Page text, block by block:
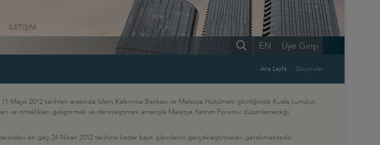
İLETİŞİM
Üye Girişi
EN
Ana Sayfa Duyurular
Mayıs 2012 tarihleri arasında İslam Kalkınma Bankası ve Malezya Hükümeti işbirliğinde Kuala Lumpur,
ve ortaklıkları geliştirmek ve derinleştimek amacıyla Malezya Yatırım Forumu düzenleneceği
en geç 24 Nisan 2012 tarihine kadar kayıt işlemlerini gerçekleştirmeleri gerekmektedir.